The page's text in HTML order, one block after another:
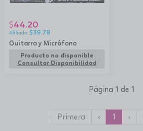
Guitarra y Micrófono
$44.20
$39.78
Producto no disponible
Consultar Disponibilidad
Página 1 de 1
Primera ‹ 1 ›